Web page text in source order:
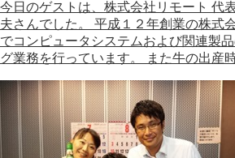
今日のゲストは、株式会社リモート 代
夫さんでした。 平成１２年創業の株式
でコンピュータシステムおよび関連製
グ業務を行っています。 また牛の出産